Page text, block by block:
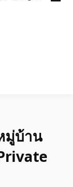
มู่บ้าน